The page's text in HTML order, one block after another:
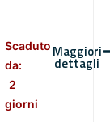
Scaduto
da:
2
giorni
Maggiori
dettagli